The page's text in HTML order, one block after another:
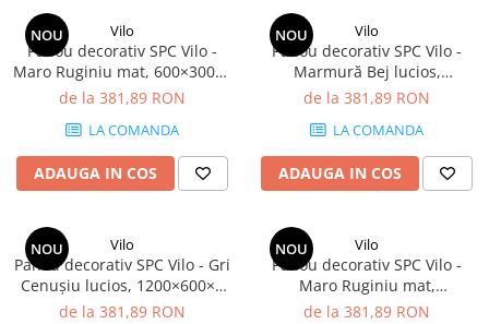
NOU Vilo
Panou decorativ SPC Vilo -
Maro Ruginiu mat, 600×300×4
mm, 2.34 mp/cutie (13
de la 381,89 RON
LA COMANDA
ADAUGA IN COS
NOU Vilo
Panou decorativ SPC Vilo -
Marmură Bej lucios,
600×300×4 mm, 2.34 mp/cutie
de la 381,89 RON
LA COMANDA
ADAUGA IN COS
NOU Vilo
Panou decorativ SPC Vilo - Gri
Cenușiu lucios, 1200×600×4
mm, 2.88 mp/cutie (4 panouri)
de la 381,89 RON
NOU Vilo
Panou decorativ SPC Vilo -
Maro Ruginiu mat,
1200×600×4 mm, 2.88
de la 381,89 RON